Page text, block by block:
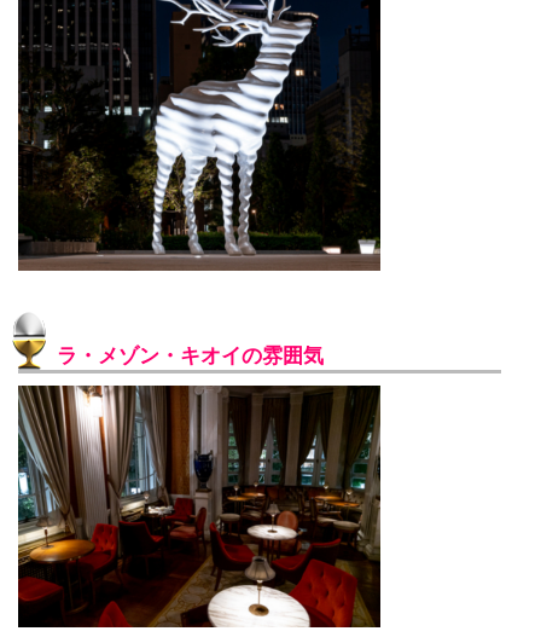
ラ・メゾン・キオイの雰囲気